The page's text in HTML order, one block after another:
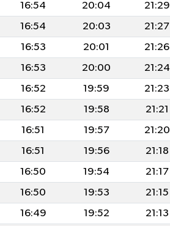
16:54 20:04
21:29
16:54 20:03
21:27
16:53 20:01
21:26
16:53 20:00
21:24
16:52 19:59
21:23
16:52 19:58
21:21
16:51 19:57
21:20
16:51 19:56
21:18
16:50 19:54
21:17
16:50 19:53
21:15
16:49 19:52
21:13